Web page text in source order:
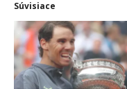
Súvisiace